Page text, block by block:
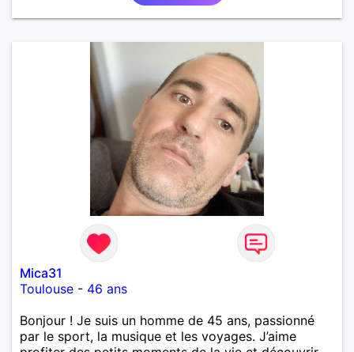
Mica31
Toulouse - 46 ans
Bonjour ! Je suis un homme de 45 ans, passionné
par le sport, la musique et les voyages. J’aime